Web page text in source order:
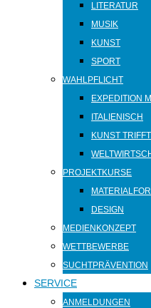
LITERATUR
MUSIK
KUNST
SPORT
WAHLPFLICHT
EXPEDITION
ITALIENISCH
KUNST TRIFFT
PROJEKTKURSE
DESIGN
MEDIENKONZEPT
WETTBEWERBE
SUCHTPRÄVENTION
SERVICE
ANMELDUNGEN